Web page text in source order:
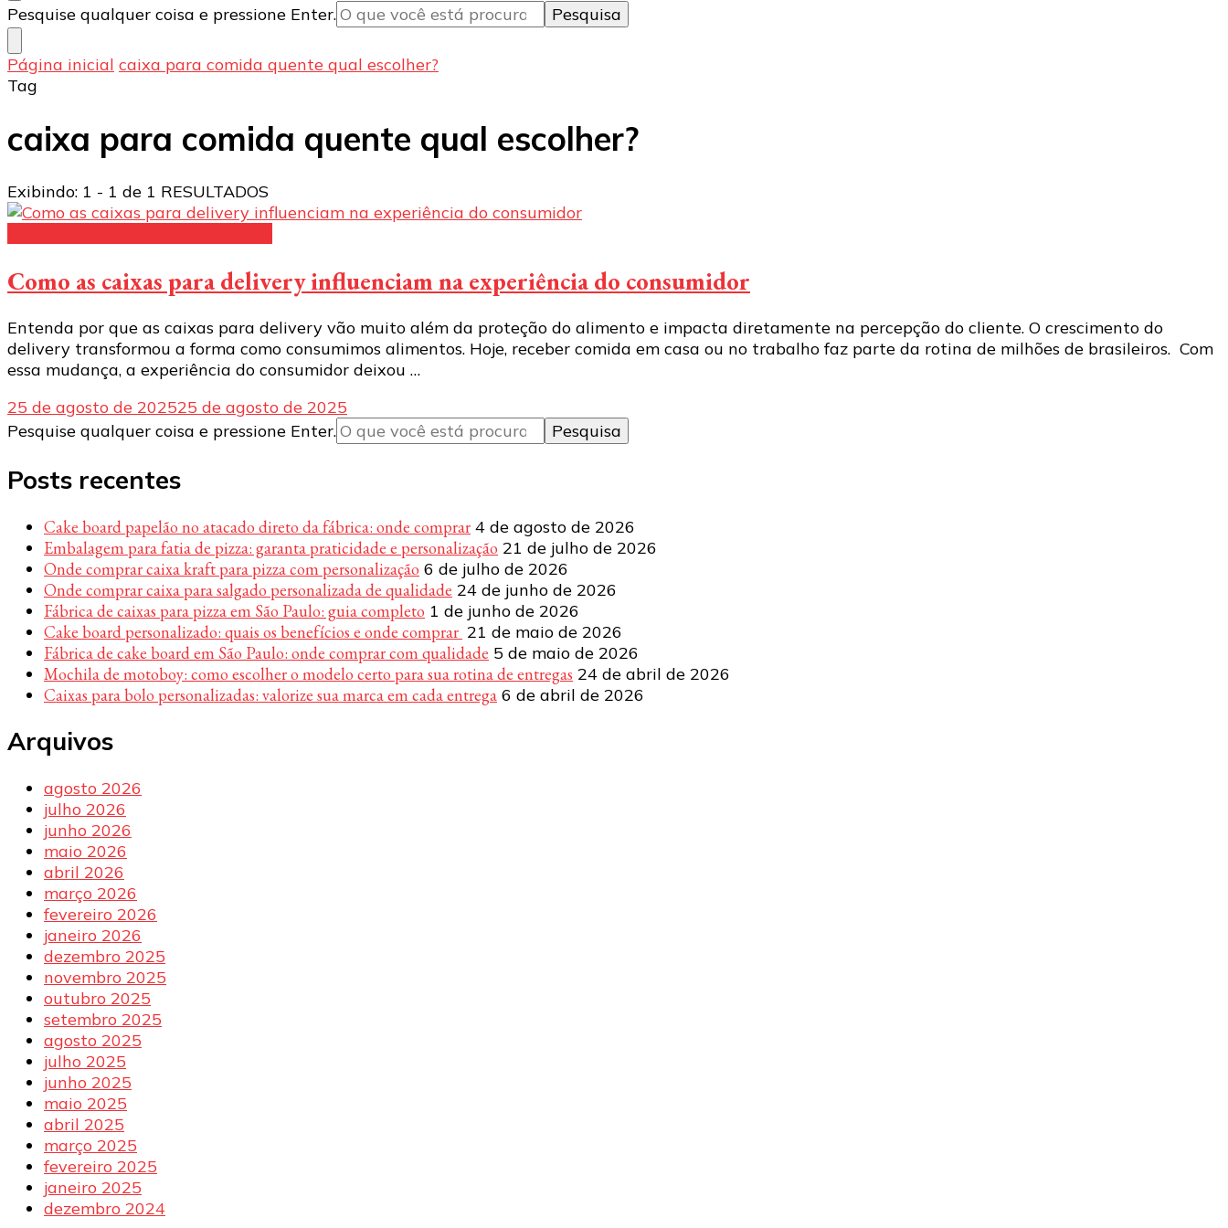
Procurando
algo?
Pesquise qualquer coisa e pressione Enter.
Página inicial caixa para comida quente qual escolher?
Tag
caixa para comida quente qual escolher?
Exibindo: 1 - 1 de 1 RESULTADOS
Como as caixas para delivery influenciam na experiência do consumidor
Entenda por que as caixas para delivery vão muito além da proteção do alimento e impacta diretamente na percepção do cliente. O crescimento do
delivery transformou a forma como consumimos alimentos. Hoje, receber comida em casa ou no trabalho faz parte da rotina de milhões de brasileiros. Com
essa mudança, a experiência do consumidor deixou …
25 de agosto de 202525 de agosto de 2025
Procurando
Pesquise qualquer coisa e pressione Enter.
Posts recentes
Cake board papelão no atacado direto da fábrica: onde comprar 4 de agosto de 2026
Embalagem para fatia de pizza: garanta praticidade e personalização 21 de julho de 2026
Onde comprar caixa kraft para pizza com personalização 6 de julho de 2026
Onde comprar caixa para salgado personalizada de qualidade 24 de junho de 2026
Fábrica de caixas para pizza em São Paulo: guia completo 1 de junho de 2026
Cake board personalizado: quais os benefícios e onde comprar 21 de maio de 2026
Fábrica de cake board em São Paulo: onde comprar com qualidade 5 de maio de 2026
Mochila de motoboy: como escolher o modelo certo para sua rotina de entregas 24 de abril de 2026
Caixas para bolo personalizadas: valorize sua marca em cada entrega 6 de abril de 2026
Arquivos
agosto 2026
julho 2026
junho 2026
maio 2026
abril 2026
março 2026
fevereiro 2026
janeiro 2026
dezembro 2025
novembro 2025
outubro 2025
setembro 2025
agosto 2025
julho 2025
junho 2025
maio 2025
abril 2025
março 2025
fevereiro 2025
janeiro 2025
dezembro 2024